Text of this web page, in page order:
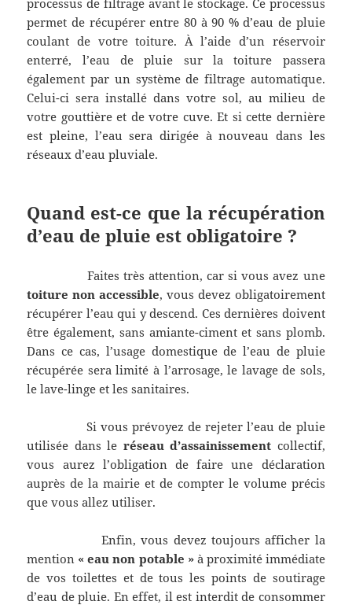
permet de récupérer entre 80 à 90 % d’eau de pluie
coulant de votre toiture. À l’aide d’un réservoir
enterré, l’eau de pluie sur la toiture passera
également par un système de filtrage automatique.
Celui-ci sera installé dans votre sol, au milieu de
votre gouttière et de votre cuve. Et si cette dernière
est pleine, l’eau sera dirigée à nouveau dans les
réseaux d’eau pluviale.
Quand est-ce que la récupération
d’eau de pluie est obligatoire ?
Faites très attention, car si vous avez une
toiture non accessible, vous devez obligatoirement
récupérer l’eau qui y descend. Ces dernières doivent
être également, sans amiante-ciment et sans plomb.
Dans ce cas, l’usage domestique de l’eau de pluie
récupérée sera limité à l’arrosage, le lavage de sols,
le lave-linge et les sanitaires.
Si vous prévoyez de rejeter l’eau de pluie
utilisée dans le réseau d’assainissement collectif,
vous aurez l’obligation de faire une déclaration
auprès de la mairie et de compter le volume précis
que vous allez utiliser.
Enfin, vous devez toujours afficher la
mention « eau non potable »à proximité immédiate
de vos toilettes et de tous les points de soutirage
d’eau de pluie. En effet, il est interdit de consommer